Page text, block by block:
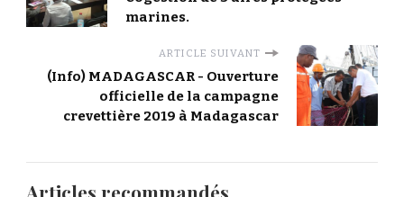
marines.
ARTICLE SUIVANT
(Info) MADAGASCAR - Ouverture
officielle de la campagne
crevettière 2019 à Madagascar
Articles recommandés